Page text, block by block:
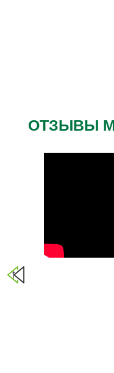
ОТЗЫВЫ